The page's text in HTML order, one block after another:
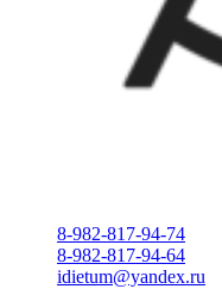
8-982-817-94-74
8-982-817-94-64
idietum@yandex.ru